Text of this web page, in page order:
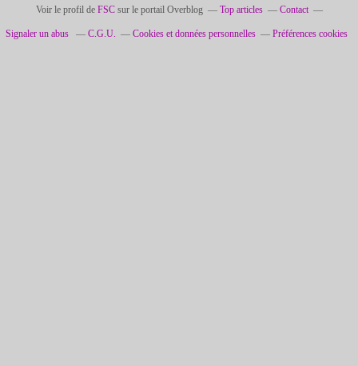
Voir le profil de FSCsur le portail Overblog Top articles Contact
Signaler un abus C.G.U. Cookies et données personnelles Préférences cookies